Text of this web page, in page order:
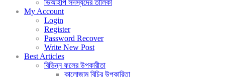
ভিআইপি সদস্যদের তালিকা
My Account
Login
Register
Password Recover
Write New Post
Best Articles
বিভিন্ন ফলের উপকারীতা
কালোজাম বিচির উপকারিতা